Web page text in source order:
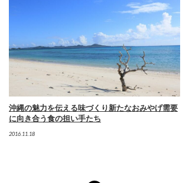
沖縄の魅力を伝える味づくり新たなおみやげ需要
に向き合う食の担い手たち
2016.11.18